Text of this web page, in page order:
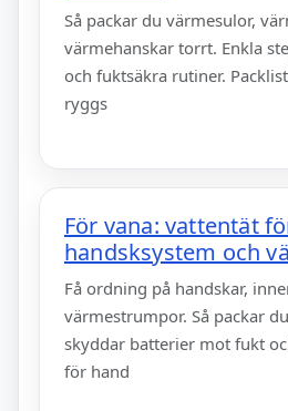
Så packar du värmesulor,
värmehanskar torrt. Enkla
och fuktsäkra rutiner.
ryggs
För vana: vattentät
handsksystem och
Få ordning på handskar,
värmestrumpor. Så packar
skyddar batterier mot fukt
för hand